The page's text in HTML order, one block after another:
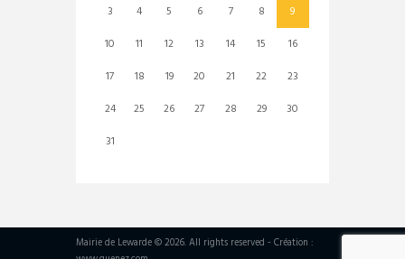
3
4 5 6 7 8
9
10
11 12 13 14 15
16
17
18 19 20 21 22
23
24
25 26 27 28 29
30
31
Mairie de Lewarde © 2026. All rights reserved - Création :